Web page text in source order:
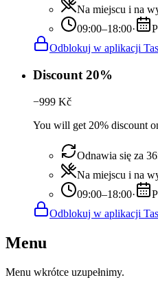
Na miejscu i na
09:00–18:00·
Odblokuj w aplikacji
Discount 20%
−999 Kč
You will get 20% discount
Odnawia się za
Na miejscu i na
09:00–18:00·
Odblokuj w aplikacji
Menu
Menu wkrótce uzupełnimy.